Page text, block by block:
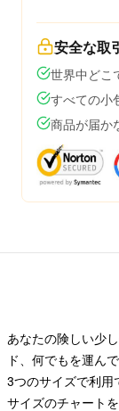
安全な取引
世界中どこ
すべての小
商品が届か
あなたの険しい少
ド、何でもを運ん
3つのサイズで利用
サイズのチャート